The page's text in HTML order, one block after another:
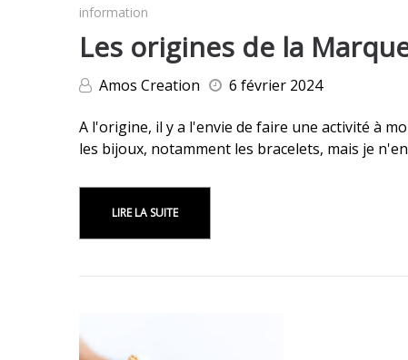
information
Les origines de la
Amos Creation 6 février 2024
A l'origine, il y a l'envie de faire une activité à
les bijoux, notamment les bracelets, mais je
LIRE LA SUITE